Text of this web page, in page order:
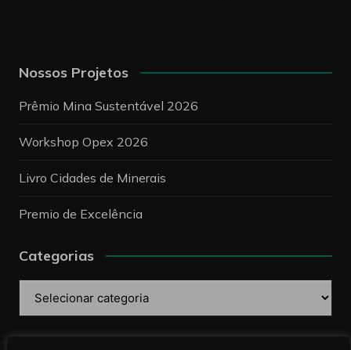
Nossos Projetos
Prêmio Mina Sustentável 2026
Workshop Opex 2026
Livro Cidades de Minerais
Premio de Excelência
Categorias